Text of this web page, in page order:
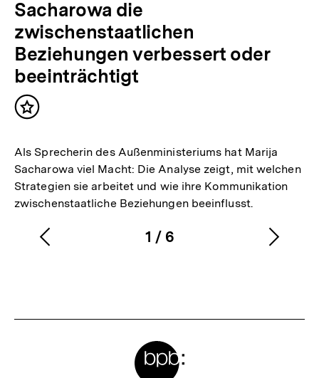
Sacharowa die
zwischenstaatlichen
Beziehungen verbessert oder
beeinträchtigt
Inhalt
Als Sprecherin des Außenministeriums hat Marija
Sacharowa viel Macht: Die Analyse zeigt, mit welchen
Strategien sie arbeitet und wie ihre Kommunikation
zwischenstaatliche Beziehungen beeinflusst.
Karussellinhalt
1
von
/ 6
Vorherigen